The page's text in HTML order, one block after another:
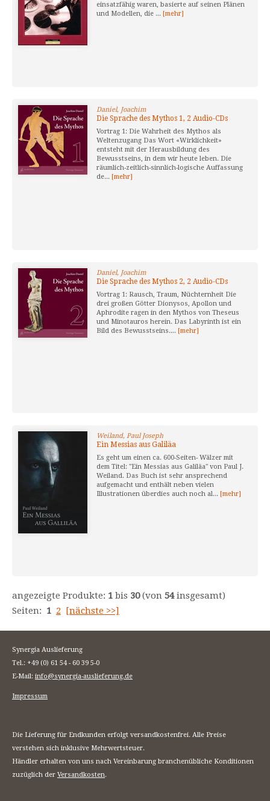
einsatzfähig waren, basierte auf seinen Plänen
und Modellen, die ... [mehr]
Daniel, Joachim
Die Sprache des Mythos 1, 2 Audio-CDs
Vortrag 1: Die Wahrheit des Mythos als
Weltenzugang Das Wort «Wirklichkeit»
entsteht mit der Herausbildung des
Bewusstseins, in dem wir heute leben. Die
räumlich-zeitlich-sinnlich-logische Auffassung
de... [mehr]
Daniel, Joachim
Die Sprache des Mythos 2, 2 Audio-CDs
Vortrag 1: Rausch, Traum, Nüchternheit Die
drei großen Götter Dionysos, Apollon und
Aphrodite ragen in den Mythos von Theseus
und Minotauros herein. Das Labyrinth ist ein
Bild des Bewusstseins.... [mehr]
Weiland, Paul Joseph
Ein Messias aus Galiläa
Es geht um einen ca. 600-Seiten- Wälzer mit
dem Titel: "Ein Messias aus Galiläa" von Paul J.
Weiland. Das Buch ist sehr ansprechend
aufgemacht und enthält neben vielen
Illustrationen überdies auch noch al... [mehr]
angezeigte Produkte: 1 bis 30(von 54insgesamt)
Seiten: 1 2 [nächste >>]
Synergia Auslieferung
Tel.: +49 (0) 61 54 - 60 39 5-0
E-Mail: info@synergia-auslieferung.de
Impressum
Die Lieferung für Endkunden erfolgt versandkostenfrei. Alle Preise
verstehen sich inklusive Mehrwertsteuer.
Händler erhalten von uns nach Vereinbarung branchenübliche Konditionen
zuzüglich der Versandkosten.